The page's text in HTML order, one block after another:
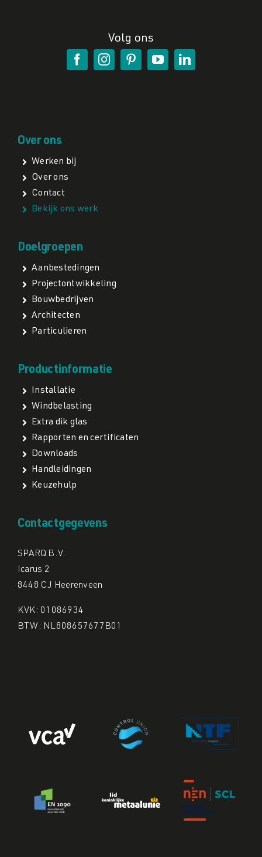
Volg ons
Over ons
Werken bij
Over ons
Contact
Bekijk ons werk
Doelgroepen
Aanbestedingen
Projectontwikkeling
Bouwbedrijven
Architecten
Particulieren
Productinformatie
Installatie
Windbelasting
Extra dik glas
Rapporten en certificaten
Downloads
Handleidingen
Keuzehulp
Contactgegevens
SPARQ B.V.
Icarus 2
8448 CJ Heerenveen
KVK: 01086934
BTW: NL808657677B01